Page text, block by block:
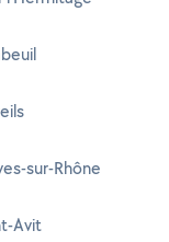
sur-Rhône
Avit